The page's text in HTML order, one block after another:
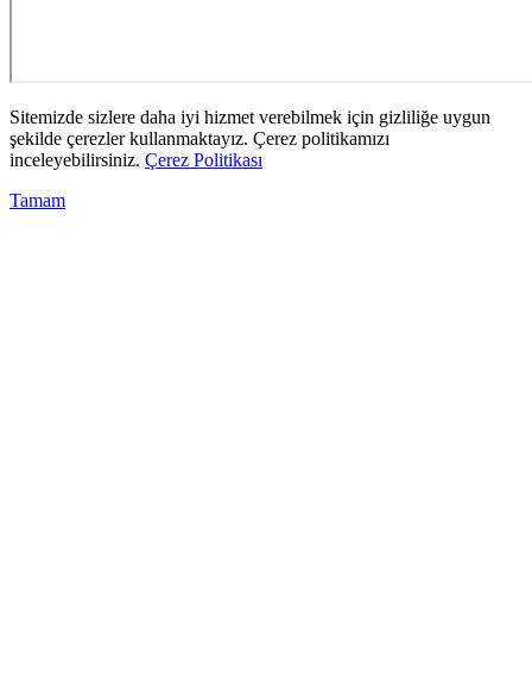
Sitemizde sizlere daha iyi hizmet verebilmek için gizliliğe uygun
şekilde çerezler kullanmaktayız. Çerez politikamızı
inceleyebilirsiniz. Çerez Politikası
Tamam